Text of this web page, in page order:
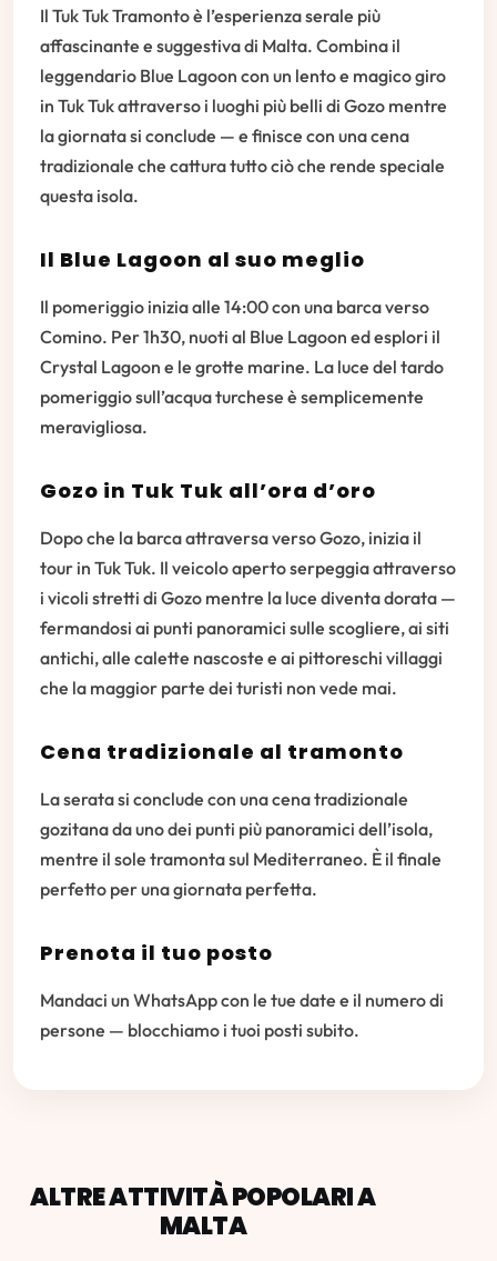
Il Tuk Tuk Tramonto è l’esperienza serale più
affascinante e suggestiva di Malta. Combina il
leggendario Blue Lagoon con un lento e magico giro
in Tuk Tuk attraverso i luoghi più belli di Gozo mentre
la giornata si conclude — e finisce con una cena
tradizionale che cattura tutto ciò che rende speciale
questa isola.
Il Blue Lagoon al suo meglio
Il pomeriggio inizia alle 14:00 con una barca verso
Comino. Per 1h30, nuoti al Blue Lagoon ed esplori il
Crystal Lagoon e le grotte marine. La luce del tardo
pomeriggio sull’acqua turchese è semplicemente
meravigliosa.
Gozo in Tuk Tuk all’ora d’oro
Dopo che la barca attraversa verso Gozo, inizia il
tour in Tuk Tuk. Il veicolo aperto serpeggia attraverso
i vicoli stretti di Gozo mentre la luce diventa dorata —
fermandosi ai punti panoramici sulle scogliere, ai siti
antichi, alle calette nascoste e ai pittoreschi villaggi
che la maggior parte dei turisti non vede mai.
Cena tradizionale al tramonto
La serata si conclude con una cena tradizionale
gozitana da uno dei punti più panoramici dell’isola,
mentre il sole tramonta sul Mediterraneo. È il finale
perfetto per una giornata perfetta.
Prenota il tuo posto
Mandaci un WhatsApp con le tue date e il numero di
persone — blocchiamo i tuoi posti subito.
ALTRE ATTIVITÀ POPOLARI A
MALTA